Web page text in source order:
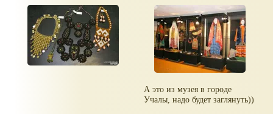
А это из музея в городе
Учалы, надо будет заглянуть))